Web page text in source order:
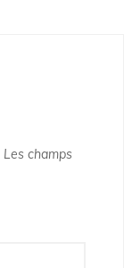
Les champs